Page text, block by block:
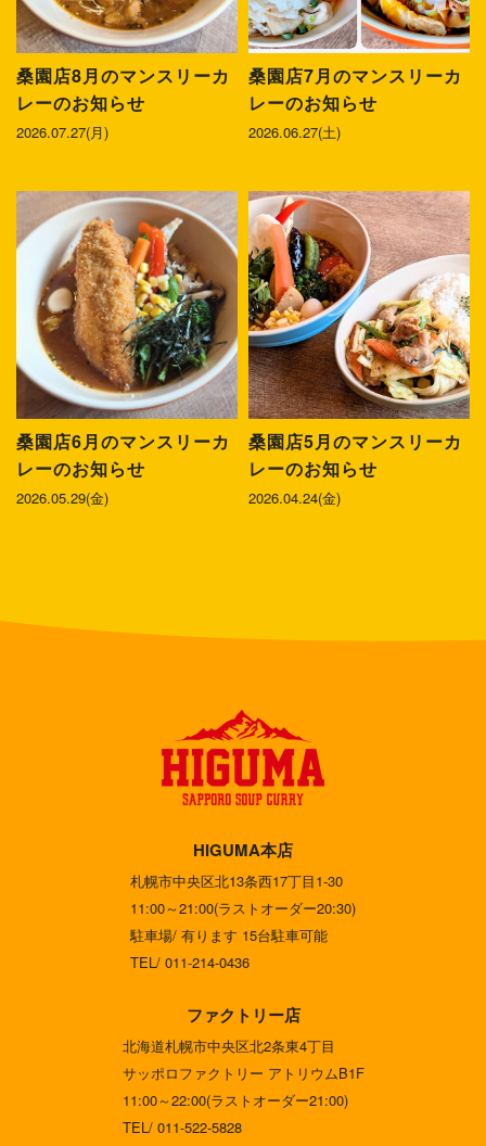
桑園店8月のマンスリーカ
レーのお知らせ
2026.07.27(月)
桑園店7月のマンスリーカ
レーのお知らせ
2026.06.27(土)
桑園店6月のマンスリーカ
レーのお知らせ
2026.05.29(金)
桑園店5月のマンスリーカ
レーのお知らせ
2026.04.24(金)
HIGUMA本店
札幌市中央区北13条西17丁目1-30
11:00～21:00(ラストオーダー20:30)
駐車場/ 有ります 15台駐車可能
TEL/ 011-214-0436
ファクトリー店
北海道札幌市中央区北2条東4丁目
サッポロファクトリー アトリウムB1F
11:00～22:00(ラストオーダー21:00)
TEL/ 011-522-5828